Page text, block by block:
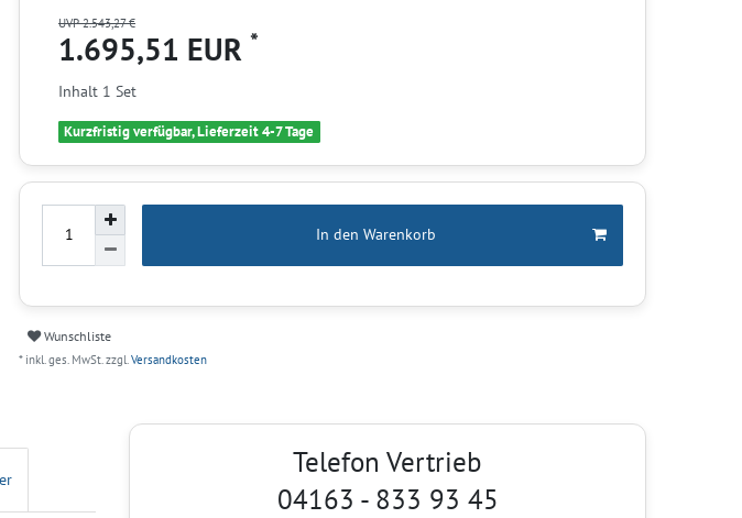
UVP 2.543,27 €
1.695,51 EUR *
Inhalt 1 Set
Kurzfristig verfügbar, Lieferzeit 4-7 Tage
In den Warenkorb
Wunschliste
* inkl. ges. MwSt. zzgl. Versandkosten
Telefon Vertrieb
04163 - 833 93 45